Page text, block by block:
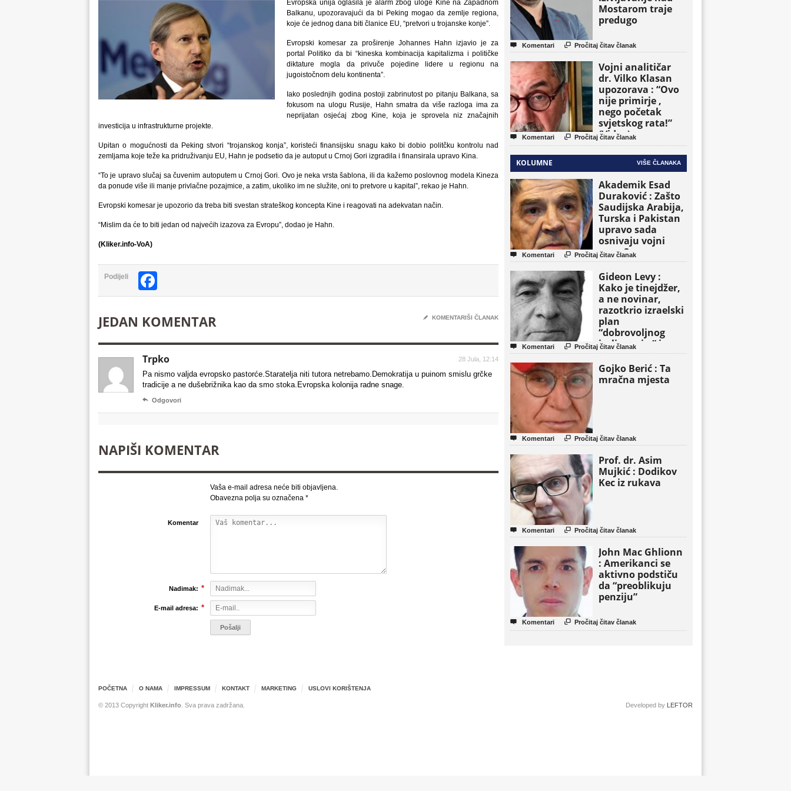
Evropska unija oglasila je alarm zbog uloge Kine na Zapadnom
Balkanu, upozoravajući da bi Peking mogao da zemlje regiona,
koje će jednog dana biti članice EU, “pretvori u trojanske konje”.
Evropski komesar za proširenje Johannes Hahn izjavio je za
portal Politiko da bi “kineska kombinacija kapitalizma i političke
diktature mogla da privuče pojedine lidere u regionu na
jugoistočnom delu kontinenta”.
Iako poslednjih godina postoji zabrinutost po pitanju Balkana, sa
fokusom na ulogu Rusije, Hahn smatra da više razloga ima za
neprijatan osjećaj zbog Kine, koja je sprovela niz značajnih
investicija u infrastrukturne projekte.
Upitan o mogućnosti da Peking stvori “trojanskog konja”, koristeći finansijsku snagu kako bi dobio politčku kontrolu nad
zemljama koje teže ka pridruživanju EU, Hahn je podsetio da je autoput u Crnoj Gori izgradila i finansirala upravo Kina.
“To je upravo slučaj sa čuvenim autoputem u Crnoj Gori. Ovo je neka vrsta šablona, ili da kažemo poslovnog modela Kineza
da ponude više ili manje privlačne pozajmice, a zatim, ukoliko im ne služite, oni to pretvore u kapital”, rekao je Hahn.
Evropski komesar je upozorio da treba biti svestan strateškog koncepta Kine i reagovati na adekvatan način.
“Mislim da će to biti jedan od najvećih izazova za Evropu”, dodao je Hahn.
(Kliker.info-VoA)
Podijeli
JEDAN KOMENTAR ✎ KOMENTARIŠI ČLANAK
Trpko 28 Jula, 12:14
Pa nismo valjda evropsko pastorće.Staratelja niti tutora netrebamo.Demokratija u puinom smislu grčke
tradicije a ne dušebrižnika kao da smo stoka.Evropska kolonija radne snage.
 Odgovori
NAPIŠI KOMENTAR
Vaša e-mail adresa neće biti objavljena.
Obavezna polja su označena *
Komentar
Nadimak: *
E-mail adresa: *
Mostarom traje
predugo
 Komentari  Pročitaj čitav članak
Vojni analitičar
dr. Vilko Klasan
upozorava : “Ovo
nije primirje ,
nego početak
svjetskog rata!”
(Video)
 Komentari  Pročitaj čitav članak
KOLUMNE VIŠE ČLANAKA
Akademik Esad
Duraković : Zašto
Saudijska Arabija,
Turska i Pakistan
upravo sada
osnivaju vojni
savez?
 Komentari  Pročitaj čitav članak
Gideon Levy :
Kako je tinejdžer,
a ne novinar,
razotkrio izraelski
plan
“dobrovoljnog
iseljavanja ” iz
Gaze
 Komentari  Pročitaj čitav članak
Gojko Berić : Ta
mračna mjesta
 Komentari  Pročitaj čitav članak
Prof. dr. Asim
Mujkić : Dodikov
Kec iz rukava
 Komentari  Pročitaj čitav članak
John Mac Ghlionn
: Amerikanci se
aktivno podstiču
da “preoblikuju
penziju”
 Komentari  Pročitaj čitav članak
POČETNA O NAMA IMPRESSUM KONTAKT MARKETING USLOVI KORIŠTENJA
© 2013 Copyright Kliker.info . Sva prava zadržana. Developed by LEFTOR